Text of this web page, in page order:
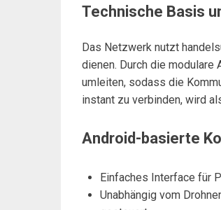
Technische Basis
Das Netzwerk nutzt
dienen. Durch die
umleiten, sodass die
instant zu verbinden, wird
Android-basierte
Einfaches Interface für
Unabhängig vom